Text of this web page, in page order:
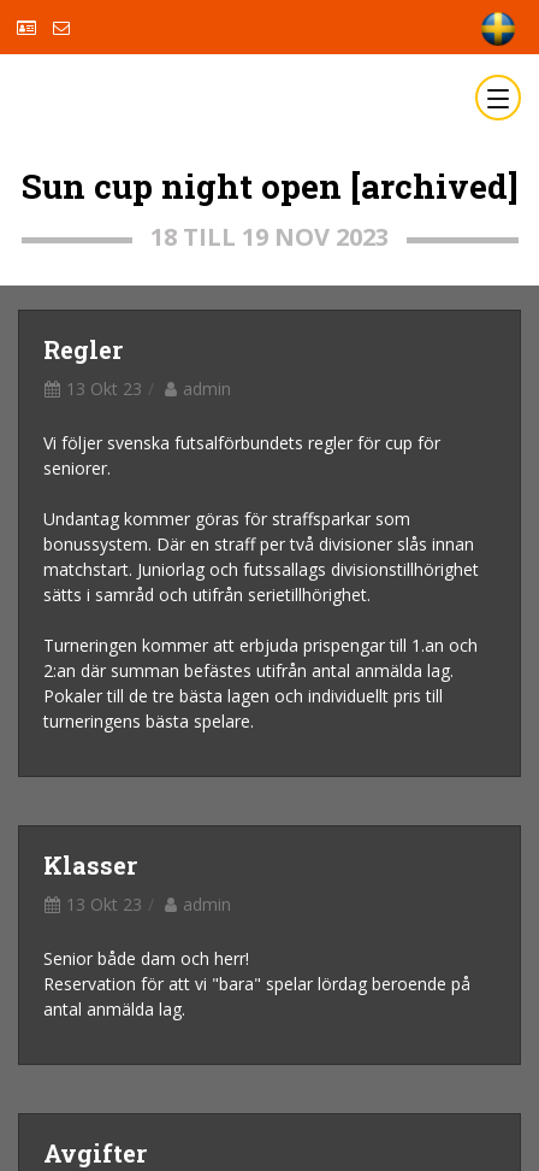
Sun cup night open [archived]
18 TILL 19 NOV 2023
Regler
13 Okt 23 admin
Vi följer svenska futsalförbundets regler för cup för
seniorer.
Undantag kommer göras för straffsparkar som
bonussystem. Där en straff per två divisioner slås innan
matchstart. Juniorlag och futssallags divisionstillhörighet
sätts i samråd och utifrån serietillhörighet.
Turneringen kommer att erbjuda prispengar till 1.an och
2:an där summan befästes utifrån antal anmälda lag.
Pokaler till de tre bästa lagen och individuellt pris till
turneringens bästa spelare.
Klasser
13 Okt 23 admin
Senior både dam och herr!
Reservation för att vi "bara" spelar lördag beroende på
antal anmälda lag.
Avgifter